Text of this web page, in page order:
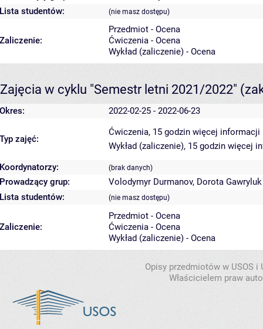
Lista studentów:
(nie masz dostępu)
Zaliczenie:
Przedmiot - Ocena
Ćwiczenia - Ocena
Wykład (zaliczenie) - Ocena
Zajęcia w cyklu "Semestr letni 2021/2022"
Okres: 2022-02-25 - 2022-06-23
Typ zajęć:
Ćwiczenia, 15 godzin więcej informacji
Wykład (zaliczenie), 15 godzin więcej
Koordynatorzy:
(brak danych)
Prowadzący grup: Volodymyr Durmanov, Dorota Gawryluk
Lista studentów:
(nie masz dostępu)
Zaliczenie:
Przedmiot - Ocena
Ćwiczenia - Ocena
Wykład (zaliczenie) - Ocena
Opisy przedmiotów w USOS
Właścicielem praw